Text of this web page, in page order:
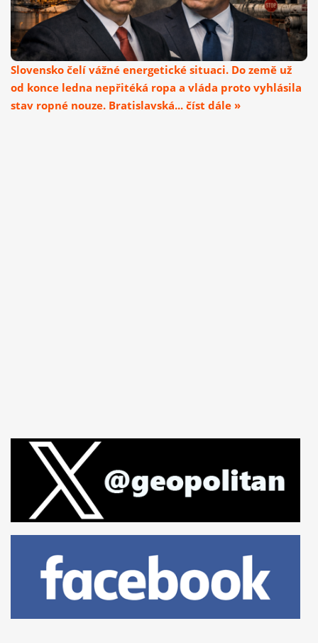
Slovensko čelí vážné energetické situaci. Do země už
od konce ledna nepřitéká ropa a vláda proto vyhlásila
stav ropné nouze. Bratislavská... číst dále »